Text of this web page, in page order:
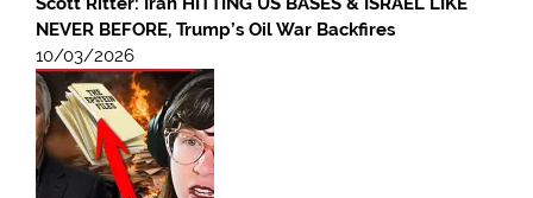
NEVER BEFORE, Trump’s Oil War Backfires
10/03/2026